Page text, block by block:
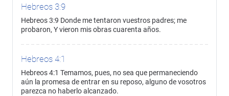
Hebreos 3:9
Hebreos 3:9 Donde me tentaron vuestros padres; me
probaron, Y vieron mis obras cuarenta años.
Hebreos 4:1
Hebreos 4:1 Temamos, pues, no sea que permaneciendo
aún la promesa de entrar en su reposo, alguno de vosotros
parezca no haberlo alcanzado.